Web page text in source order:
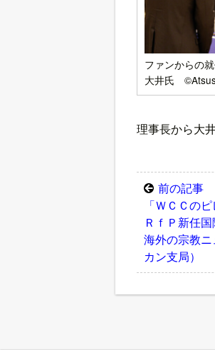
ファンからの
大井氏
理事長から大
前の記事
「ＷＣＣの
ＲｆＰ新任
海外の宗教
カン支局）